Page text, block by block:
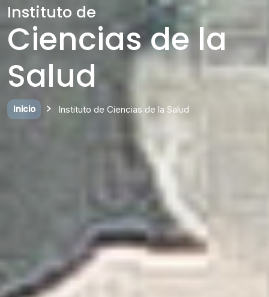
Instituto de
Ciencias de la
Salud
Inicio Instituto de Ciencias de la Salud